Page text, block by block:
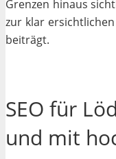
Grenzen hinaus
zur klar
beiträgt.
SEO für
und mit